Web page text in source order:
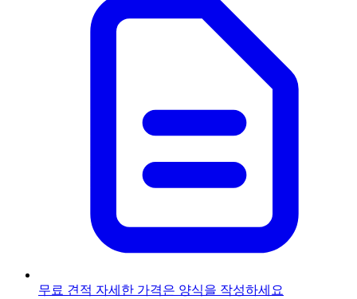
무료 견적 자세한 가격은 양식을 작성하세요